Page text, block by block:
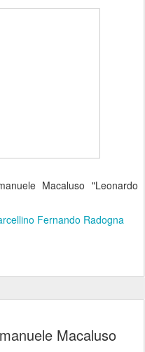
Macaluso "Leonardo
Fernando Radogna
Macaluso